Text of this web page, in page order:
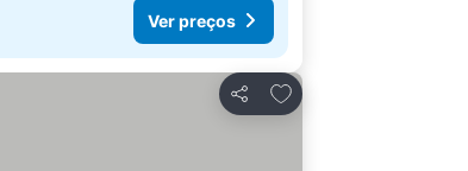
Ver preços
Partilhar
Adicionar aos favoritos